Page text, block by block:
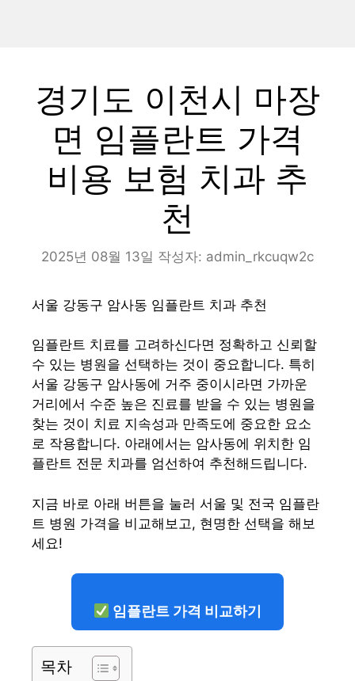
경기도 이천시 마장
면 임플란트 가격
비용 보험 치과 추
천
2025년 08월 13일 작성자: admin_rkcuqw2c
서울 강동구 암사동 임플란트 치과 추천
임플란트 치료를 고려하신다면 정확하고 신뢰할
수 있는 병원을 선택하는 것이 중요합니다. 특히
서울 강동구 암사동에 거주 중이시라면 가까운
거리에서 수준 높은 진료를 받을 수 있는 병원을
찾는 것이 치료 지속성과 만족도에 중요한 요소
로 작용합니다. 아래에서는 암사동에 위치한 임
플란트 전문 치과를 엄선하여 추천해드립니다.
지금 바로 아래 버튼을 눌러 서울 및 전국 임플란
트 병원 가격을 비교해보고, 현명한 선택을 해보
세요!
임플란트 가격 비교하기
목차